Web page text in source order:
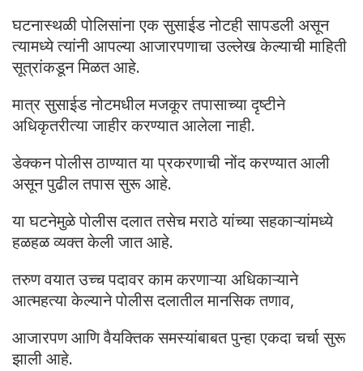
घटनास्थळी पोलिसांना एक सुसाईड नोटही सापडली असून
त्यामध्ये त्यांनी आपल्या आजारपणाचा उल्लेख केल्याची माहिती
सूत्रांकडून मिळत आहे.
मात्र सुसाईड नोटमधील मजकूर तपासाच्या दृष्टीने
अधिकृतरीत्या जाहीर करण्यात आलेला नाही.
डेक्कन पोलीस ठाण्यात या प्रकरणाची नोंद करण्यात आली
असून पुढील तपास सुरू आहे.
या घटनेमुळे पोलीस दलात तसेच मराठे यांच्या सहकाऱ्यांमध्ये
हळहळ व्यक्त केली जात आहे.
तरुण वयात उच्च पदावर काम करणाऱ्या अधिकाऱ्याने
आत्महत्या केल्याने पोलीस दलातील मानसिक तणाव,
आजारपण आणि वैयक्तिक समस्यांबाबत पुन्हा एकदा चर्चा सुरू
झाली आहे.